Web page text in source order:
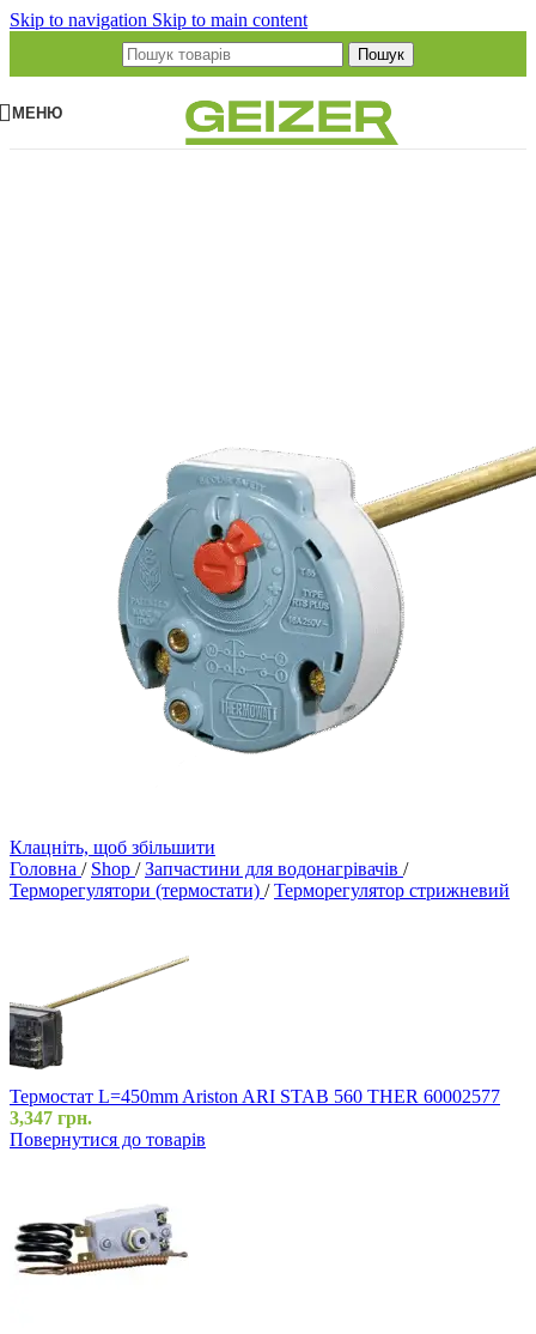
Skip to navigation Skip to main content
Пошук
МЕНЮ
Клацніть, щоб збільшити
Головна / Shop / Запчастини для водонагрівачів /
Терморегулятори (термостати) / Терморегулятор стрижневий
Термостат L=450mm Ariston ARI STAB 560 THER 60002577
3,347 грн.
Повернутися до товарів